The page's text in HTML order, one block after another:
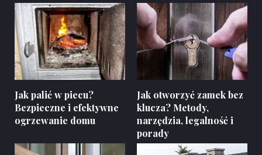
Jak palić w piecu?
Bezpieczne i efektywne
ogrzewanie domu
Jak otworzyć zamek bez
klucza? Metody,
narzędzia, legalność i
porady